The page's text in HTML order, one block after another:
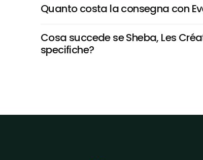
Quanto costa la consegna con
Cosa succede se Sheba, Les
specifiche?